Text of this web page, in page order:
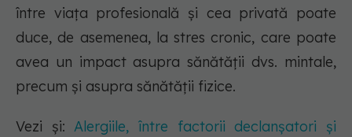
între viața profesională și cea privată poate
duce, de asemenea, la stres cronic, care poate
avea un impact asupra sănătății dvs. mintale,
precum și asupra sănătății fizice.
Vezi și:Alergiile, între factorii declanșatori și